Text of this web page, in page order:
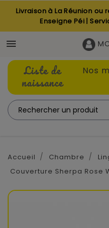
Livraison à La Réunion ou
Enseigne Péi |

Liste de
naissance
Nos
Accueil Chambre
Couverture Sherpa Rose